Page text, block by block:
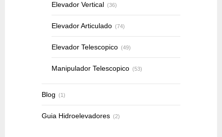
Elevador Vertical (36)
Elevador Articulado (74)
Elevador Telescopico (49)
Manipulador Telescopico (53)
Blog (1)
Guia Hidroelevadores (2)